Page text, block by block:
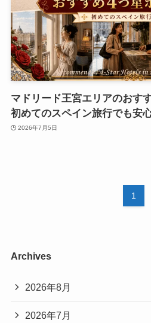
マドリード王宮エリアのおす
初めてのスペイン旅行でも安心
2026年7月5日
1
Archives
2026年8月
2026年7月